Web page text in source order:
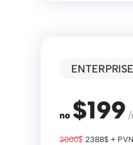
ENTERPRISE
no $199 /
3000$2388$ +